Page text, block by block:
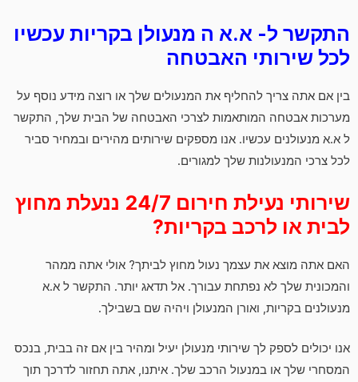
התקשר ל- א.א ה מנעולן בקריות עכשיו
לכל שירותי האבטחה
בין אם אתה צריך להחליף את המנעולים שלך או רוצה מידע נוסף על
מערכות אבטחה המותאמות לצרכי האבטחה של הבית שלך, התקשר
ל א.א מנעולנים עכשיו. אנו מספקים שירותים מהירים ובמחיר סביר
לכל צרכי המנעולנות שלך למגורים.
שירותי נעילת חירום 24/7 ננעלת מחוץ
לבית או לרכב בקריות?
האם אתה מוצא את עצמך נעול מחוץ לביתך? אולי אתה ממהר
והמכונית שלך לא נפתחת עבורך. אל תדאג יותר. התקשר ל א.א
מנעולנים בקריות, ואורן המנעולן ויהיה שם בשבילך.
אנו יכולים לספק לך שירותי מנעולן יעיל ומהיר בין אם זה בבית, בנכס
המסחרי שלך או במנעול הרכב שלך. איתנו, אתה תחזור לדרכך תוך